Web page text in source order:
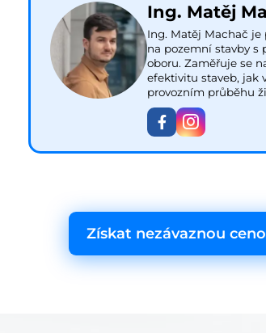
Ing. Matěj
Ing. Matěj Machač
na pozemní stavby s
oboru. Zaměřuje se
efektivitu staveb, jak
provozním průběhu
Získat nezávaznou